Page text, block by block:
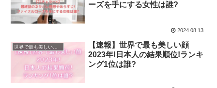
ーズを手にする女性は誰?
2024.08.13
世界で最も美しい顔100人
【速報】世界で最も美しい顔
2023年!日本人の結果順位!ランキ
ング1位は誰?